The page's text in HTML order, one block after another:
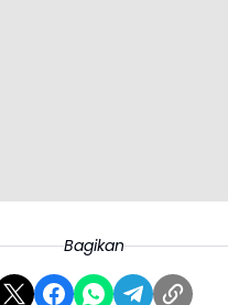
Bagikan